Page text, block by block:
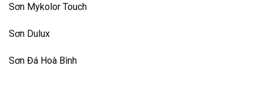
Sơn Mykolor Touch
Sơn Dulux
Sơn Đá Hoà Bình